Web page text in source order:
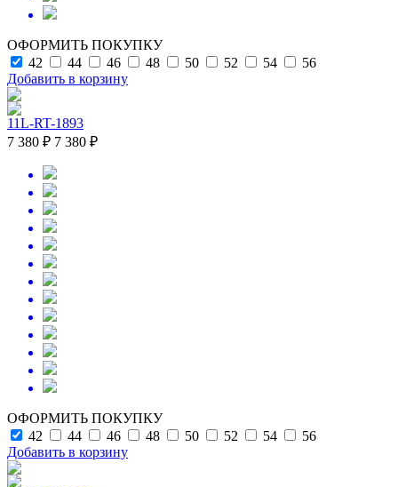
ОФОРМИТЬ ПОКУПКУ
42
44 46 48 50 52 54
56
Добавить в корзину
11L-RT-1893
7 380 ₽ 7 380 ₽
ОФОРМИТЬ ПОКУПКУ
42
44 46 48 50 52 54
56
Добавить в корзину